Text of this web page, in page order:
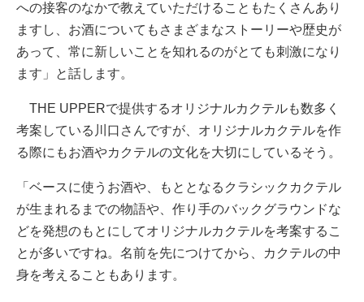
への接客のなかで教えていただけることもたくさんあり
ますし、お酒についてもさまざまなストーリーや歴史が
あって、常に新しいことを知れるのがとても刺激になり
ます」と話します。
THE UPPERで提供するオリジナルカクテルも数多く
考案している川口さんですが、オリジナルカクテルを作
る際にもお酒やカクテルの文化を大切にしているそう。
「ベースに使うお酒や、もととなるクラシックカクテル
が生まれるまでの物語や、作り手のバックグラウンドな
どを発想のもとにしてオリジナルカクテルを考案するこ
とが多いですね。名前を先につけてから、カクテルの中
身を考えることもあります。